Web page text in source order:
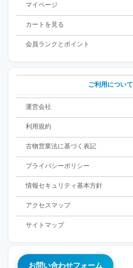
マイページ
カートを見る
会員ランクとポイント
ご利用について
運営会社
利用規約
古物営業法に基づく表記
プライバシーポリシー
情報セキュリティ基本方針
アクセスマップ
サイトマップ
お問い合わせフォーム